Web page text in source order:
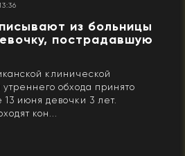
из больницы
пострадавшую
клинической
обхода принято
июня девочки 3 лет.
кон...